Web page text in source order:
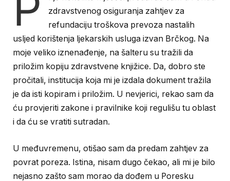
zdravstvenog osiguranja zahtjev za
refundaciju troškova prevoza nastalih
usljed korištenja ljekarskih usluga izvan Brčkog. Na
moje veliko iznenađenje, na šalteru su tražili da
priložim kopiju zdravstvene knjižice. Da, dobro ste
pročitali, institucija koja mi je izdala dokument tražila
je da isti kopiram i priložim. U nevjerici, rekao sam da
ću provjeriti zakone i pravilnike koji regulišu tu oblast
i da ću se vratiti sutradan.
U međuvremenu, otišao sam da predam zahtjev za
povrat poreza. Istina, nisam dugo čekao, ali mi je bilo
nejasno zašto sam morao da dođem u Poresku